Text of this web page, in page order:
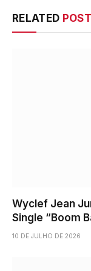
RELATED
Wyclef Jean
Single “Boom
10 DE JULHO DE 2026